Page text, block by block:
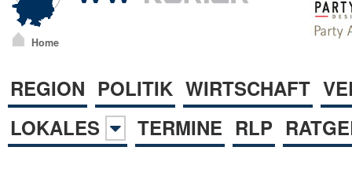
Home
REGION POLITIK WIRTSCHAFT
LOKALES
TERMINE RLP